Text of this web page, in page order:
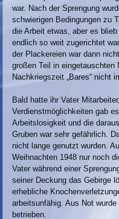
war. Nach der Sprengung
schwierigen Bedingungen zu
die Arbeit etwas, aber es
endlich so weit zugerichtet
der Plackereien war dann
großen Teil in eingetauschten
Nachkriegszeit „Bares“ nicht
Bald hatte ihr Vater
Verdienstmöglichkeiten gab
Arbeitslosigkeit und die
Gruben war sehr gefährlich.
nicht lange genutzt wurden.
Weihnachten 1948 nur noch
Vater während einer
seiner Deckung das Gebirge
erhebliche
arbeitsunfähig. Aus Not
betrieben.